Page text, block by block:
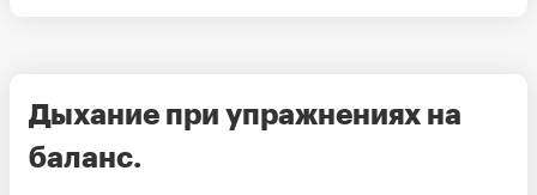
Дыхание при упражнениях на
баланс.